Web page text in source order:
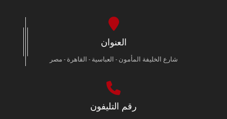
العنوان
شارع الخليفة المأمون - العباسية - القاهرة - مصر
رقم التليفون